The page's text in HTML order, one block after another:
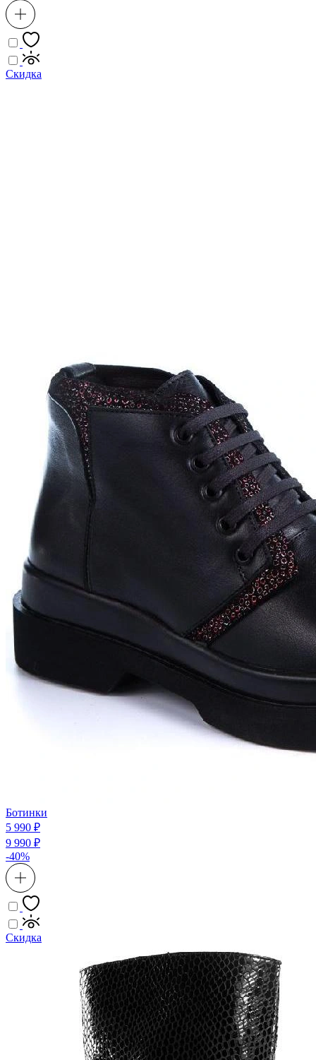
Скидка
Ботинки
5 990 ₽
9 990 ₽
-40%
Скидка